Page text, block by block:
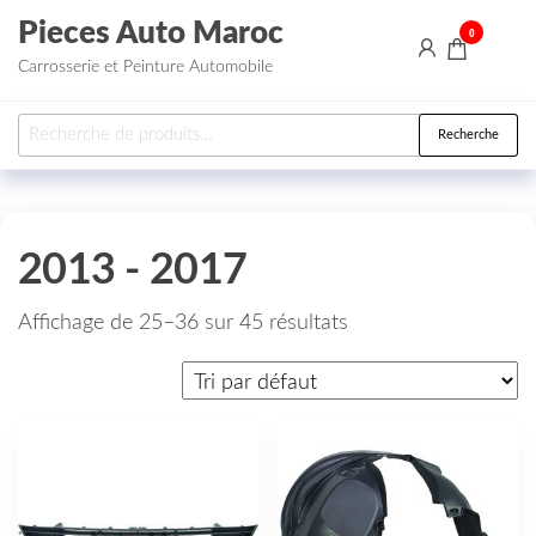
Aller au contenu
Pieces Auto Maroc
Carrosserie et Peinture Automobile
0
Recherche pour : Recherche
2013 - 2017
Affichage de 25–36 sur 45 résultats